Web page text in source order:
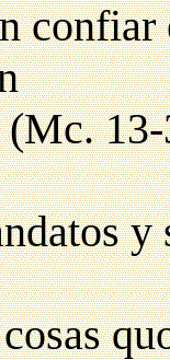
confiar
y